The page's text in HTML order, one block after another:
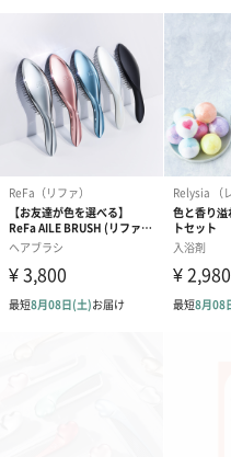
ダンボール装飾（ひま
わり）（720円）
ダ
ー
紙袋
お渡し用の紙袋です。
商品に合わせたサイズをお届